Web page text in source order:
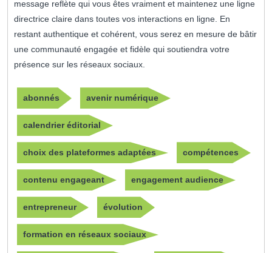
message reflète qui vous êtes vraiment et maintenez une ligne
directrice claire dans toutes vos interactions en ligne. En
restant authentique et cohérent, vous serez en mesure de bâtir
une communauté engagée et fidèle qui soutiendra votre
présence sur les réseaux sociaux.
abonnés avenir numérique
calendrier éditorial
choix des plateformes adaptées compétences
contenu engageant engagement audience
entrepreneur évolution
formation en réseaux sociaux